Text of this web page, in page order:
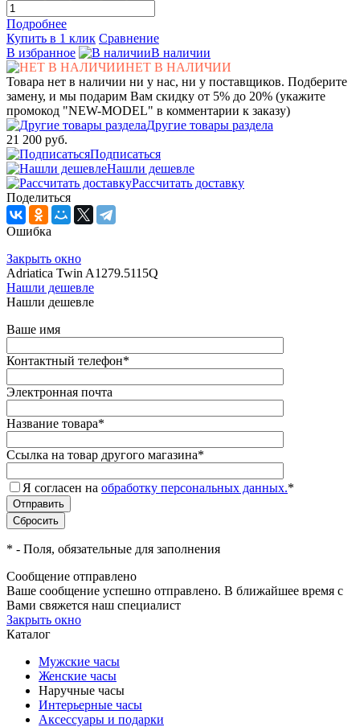
Подробнее
Купить в 1 клик Сравнение
В избранное
В наличии
НЕТ В НАЛИЧИИ
Товара нет в наличии ни у нас, ни у поставщиков. Подберите
замену, и мы подарим Вам скидку от 5% до 20% (укажите
промокод "NEW-MODEL" в комментарии к заказу)
Другие товары раздела
21 200 руб.
Подписаться
Нашли дешевле
Рассчитать доставку
Поделиться
Ошибка
Закрыть окно
Adriatica Twin A1279.5115Q
Нашли дешевле
Нашли дешевле
Ваше имя
Контактный телефон*
Электронная почта
Название товара*
Ссылка на товар другого магазина*
Я согласен на обработку персональных данных.*
* - Поля, обязательные для заполнения
Сообщение отправлено
Ваше сообщение успешно отправлено. В ближайшее время с
Вами свяжется наш специалист
Закрыть окно
Каталог
Мужские часы
Женские часы
Наручные часы
Интерьерные часы
Аксессуары и подарки